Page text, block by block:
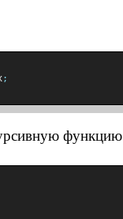
;
функцию